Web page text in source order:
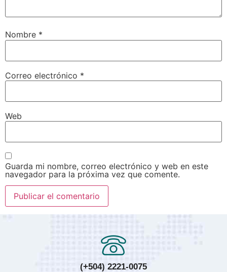
Nombre *
Correo electrónico *
Web
Guarda mi nombre, correo electrónico y web en este
navegador para la próxima vez que comente.
(+504) 2221-0075